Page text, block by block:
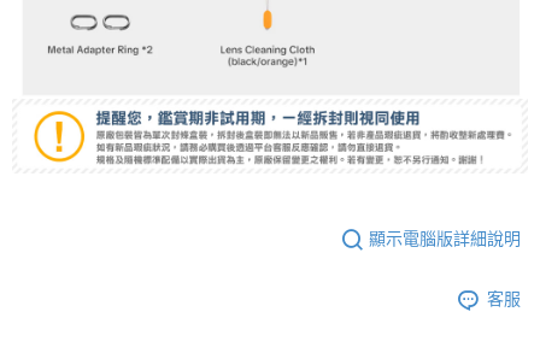
顯示電腦版詳細說明
客服